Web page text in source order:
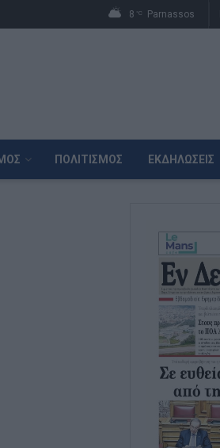
8 °C Parnassos
ΠΟΛΙΤΙΣΜΌΣ ΕΚΔΗΛΏΣΕΙΣ